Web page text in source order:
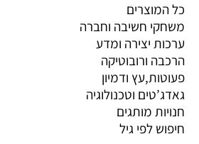
כל המוצרים
משחקי חשיבה וחברה
ערכות יצירה ומדע
הרכבה ורובוטיקה
פעוטות,עץ ודמיון
גאדג’טים וטכנולוגיה
חנויות מותגים
חיפוש לפי גיל